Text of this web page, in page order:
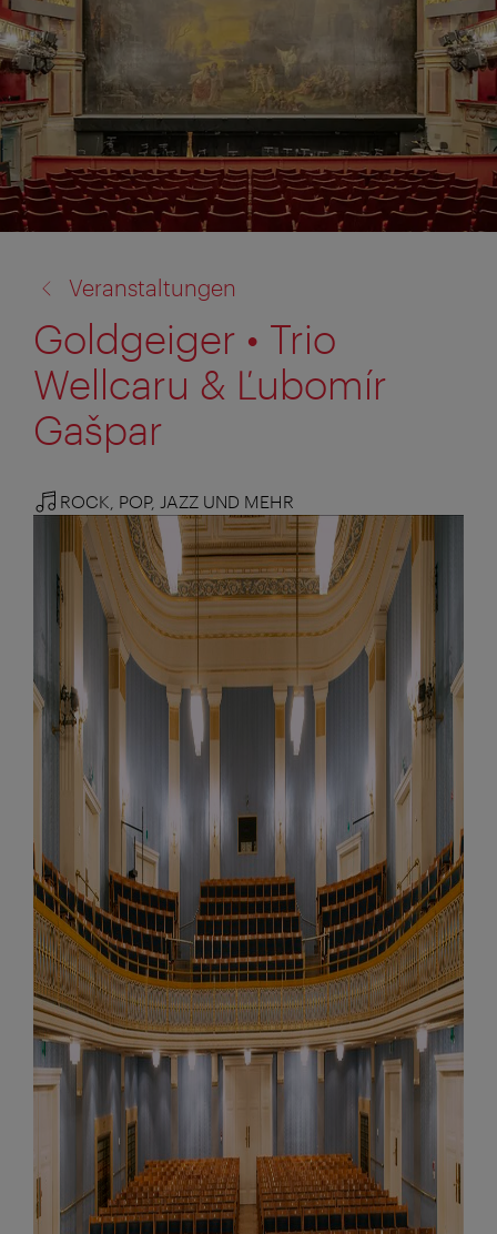
zu:
Veranstaltungen
Goldgeiger • Trio
Wellcaru & Ľubomír
Gašpar
ROCK, POP, JAZZ UND MEHR